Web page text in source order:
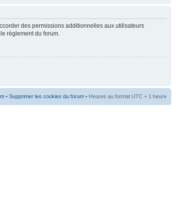
des permissions additionnelles aux utilisateurs
règlement du forum.
• Supprimer les cookies du forum • Heures au format UTC + 1 heure